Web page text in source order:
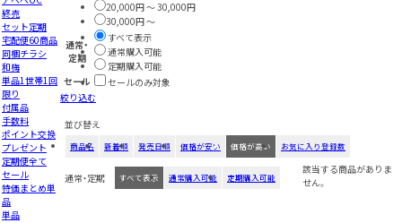
終売
セット定期
宅配便60商品
同梱チラシ
和梅
単品1世帯1回
限り
付属品
手数料
ポイント交換
プレゼント
定期便全て
セール
特価まとめ単
品
単品
20,000円 ～ 30,000円
30,000円 ～
通常・
定期
すべて表示
通常購入可能
定期購入可能
セール
セールのみ対象
絞り込む
並び替え
商品名 新着順 発売日順 価格が安い 価格が高い お気に入り登録数
通常・定期 すべて表示 通常購入可能 定期購入可能
該当する商品がありま
せん。